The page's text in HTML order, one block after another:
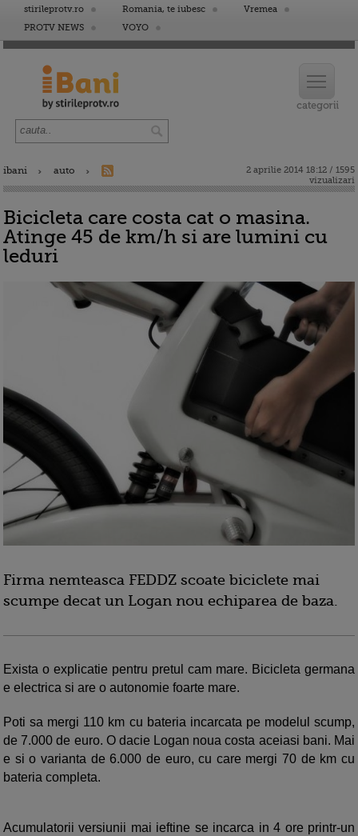
stirileprotv.ro Romania, te iubesc
Vremea
PROTV NEWS
VOYO
ibani auto
2 aprilie 2014 18:12 / 1595
vizualizari
Bicicleta care costa cat o masina.
Atinge 45 de km/h si are lumini cu
leduri
Firma nemteasca FEDDZ scoate biciclete mai
scumpe decat un Logan nou echiparea de baza.
Exista o explicatie pentru pretul cam mare. Bicicleta germana
e electrica si are o autonomie foarte mare.
Poti sa mergi 110 km cu bateria incarcata pe modelul scump,
de 7.000 de euro. O dacie Logan noua costa aceiasi bani. Mai
e si o varianta de 6.000 de euro, cu care mergi 70 de km cu
bateria completa.
Acumulatorii versiunii mai ieftine se incarca in 4 ore printr-un